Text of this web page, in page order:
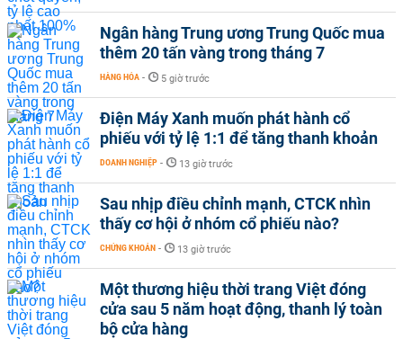
Ngân hàng Trung ương Trung Quốc mua
thêm 20 tấn vàng trong tháng 7
HÀNG HÓA - 5 giờ trước
Điện Máy Xanh muốn phát hành cổ
phiếu với tỷ lệ 1:1 để tăng thanh khoản
DOANH NGHIỆP - 13 giờ trước
Sau nhịp điều chỉnh mạnh, CTCK nhìn
thấy cơ hội ở nhóm cổ phiếu nào?
CHỨNG KHOÁN - 13 giờ trước
Một thương hiệu thời trang Việt đóng
cửa sau 5 năm hoạt động, thanh lý toàn
bộ cửa hàng